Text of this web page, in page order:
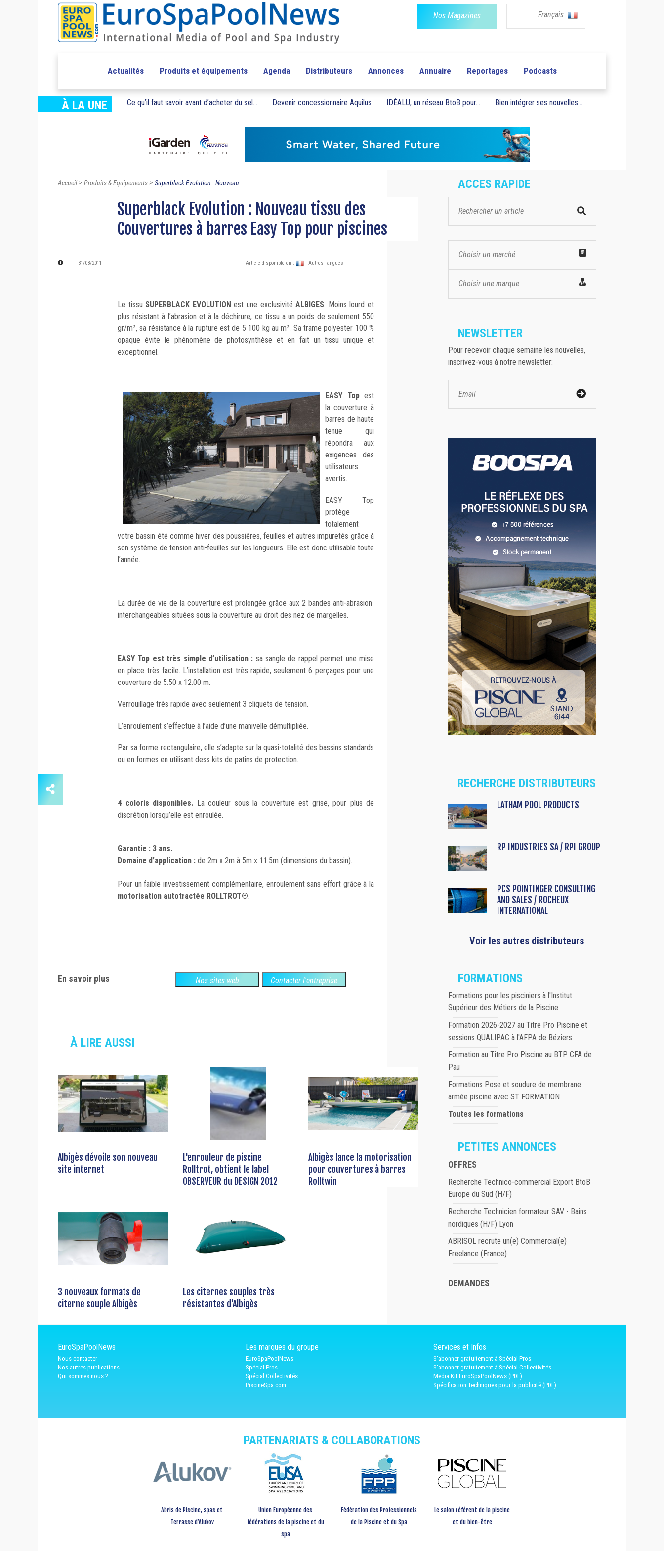
Nos Magazines Français
Actualités Produits et équipements Agenda Distributeurs Annonces Annuaire Reportages Podcasts
À LA UNE Ce qu’il faut savoir avant d’acheter du sel... Devenir concessionnaire Aquilus IDÉALU, un réseau BtoB pour... Bien intégrer ses nouvelles...
Accueil> Produits & Equipements> Superblack Evolution : Nouveau...
Superblack Evolution : Nouveau tissu des
Couvertures à barres Easy Top pour piscines
31/08/2011 Article disponible en : | Autres langues
Le tissu SUPERBLACK EVOLUTION est une exclusivitéALBIGES. Moins lourd et
plus résistant à l’abrasion et à la déchirure, ce tissu a un poids de seulement 550
gr/m², sa résistance à la rupture est de 5 100 kg au m². Sa trame polyester 100 %
opaque évite le phénomène de photosynthèse et en fait un tissu unique et
exceptionnel.
EASY Topest
la couverture à
barres de haute
tenue qui
répondra aux
exigences des
utilisateurs
avertis.
EASY Top
protège
totalement
votre bassin été comme hiver des poussières, feuilles et autres impuretés grâce à
son système de tension anti-feuilles sur les longueurs. Elle est donc utilisable toute
l’année.
La durée de vie de la couverture est prolongée grâce aux 2 bandes anti-abrasion
interchangeables situées sous la couverture au droit des nez de margelles.
EASY Top est très simple d’utilisation : sa sangle de rappel permet une mise
en place très facile. L’installation est très rapide, seulement 6 perçages pour une
couverture de 5.50 x 12.00 m.
Verrouillage très rapide avec seulement 3 cliquets de tension.
L’enroulement s’effectue à l’aide d’une manivelle démultipliée.
Par sa forme rectangulaire, elle s’adapte sur la quasi-totalité des bassins standards
ou en formes en utilisant dess kits de patins de protection.
4 coloris disponibles. La couleur sous la couverture est grise, pour plus de
discrétion lorsqu’elle est enroulée.
Garantie : 3 ans.
Domaine d’application : de 2m x 2m à 5m x 11.5m (dimensions du bassin).
Pour un faible investissement complémentaire, enroulement sans effort grâce à la
motorisation autotractée ROLLTROT®.
En savoir plus Nos sites web Contacter l'entreprise
À LIRE AUSSI
Albigès dévoile son nouveau
site internet
L'enrouleur de piscine
Rolltrot, obtient le label
OBSERVEUR du DESIGN 2012
Albigès lance la motorisation
pour couvertures à barres
Rolltwin
3 nouveaux formats de
citerne souple Albigès
Les citernes souples très
résistantes d'Albigès
ACCES RAPIDE
Choisir un marché
Choisir une marque
NEWSLETTER
Pour recevoir chaque semaine les nouvelles,
inscrivez-vous à notre newsletter:
RECHERCHE DISTRIBUTEURS
LATHAM POOL PRODUCTS
RP INDUSTRIES SA / RPI GROUP
PCS POINTINGER CONSULTING
AND SALES / ROCHEUX
INTERNATIONAL
Voir les autres distributeurs
FORMATIONS
Formations pour les pisciniers à l'Institut
Supérieur des Métiers de la Piscine
Formation 2026-2027 au Titre Pro Piscine et
sessions QUALIPAC à l'AFPA de Béziers
Formation au Titre Pro Piscine au BTP CFA de
Pau
Formations Pose et soudure de membrane
armée piscine avec ST FORMATION
Toutes les formations
PETITES ANNONCES
OFFRES
Recherche Technico-commercial Export BtoB
Europe du Sud (H/F)
Recherche Technicien formateur SAV - Bains
nordiques (H/F) Lyon
ABRISOL recrute un(e) Commercial(e)
Freelance (France)
DEMANDES
EuroSpaPoolNews
Nous contacter
Nos autres publications
Qui sommes nous ?
Les marques du groupe
EuroSpaPoolNews
Spécial Pros
Spécial Collectivités
PiscineSpa.com
Services et Infos
S'abonner gratuitement à Spécial Pros
S'abonner gratuitement à Spécial Collectivités
Media Kit EuroSpaPoolNews (PDF)
Spécification Techniques pour la publicité (PDF)
PARTENARIATS & COLLABORATIONS
Abris de Piscine, spas et
Terrasse d’Alukov
Union Européenne des
fédérations de la piscine et du
spa
Fédération des Professionnels
de la Piscine et du Spa
Le salon référent de la piscine
et du bien-être